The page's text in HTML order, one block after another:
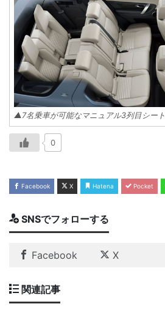
▲7名乗車が可能なマニュアル3列目シー
0
Facebook X Hatena Pocket
SNSでフォローする
Facebook X
関連記事